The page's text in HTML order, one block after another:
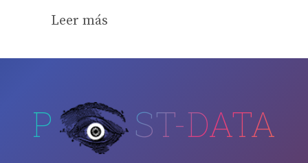
Leer más
P ST-DATA